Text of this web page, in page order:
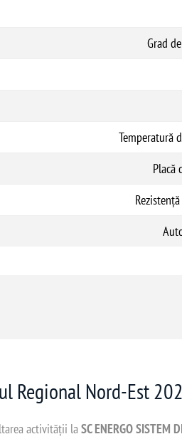
Grad
Temperatură
Placă
Regional Nord-Est
activității laSC ENERGO SISTEM